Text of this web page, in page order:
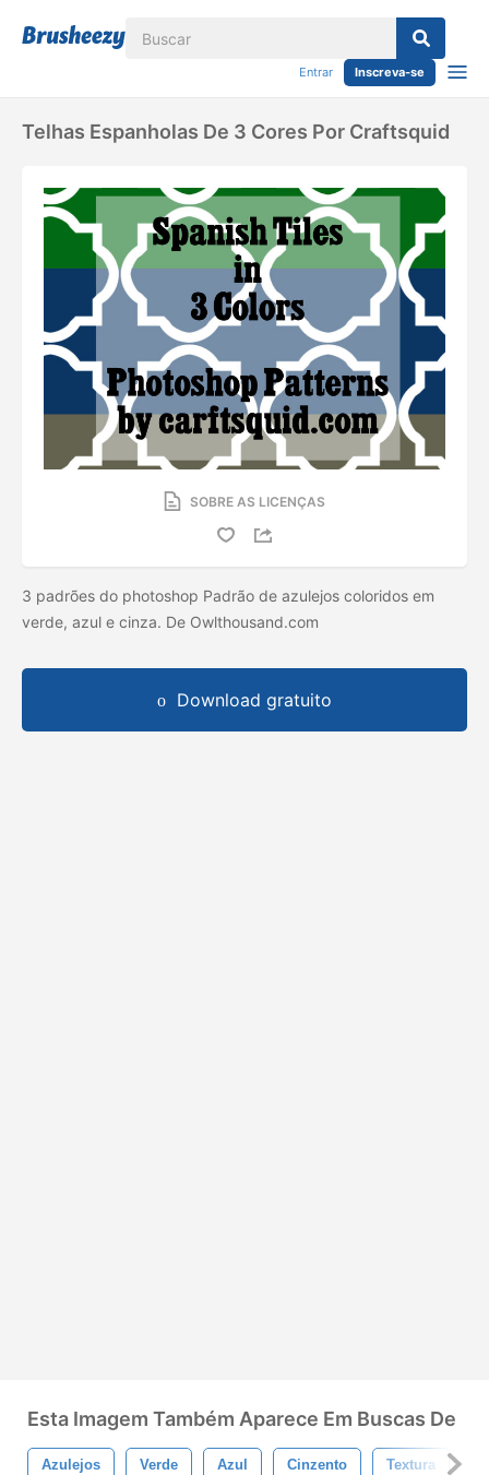
Entrar Inscreva-se
Telhas Espanholas De 3 Cores Por Craftsquid
SOBRE AS LICENÇAS
3 padrões do photoshop Padrão de azulejos coloridos em
verde, azul e cinza. De Owlthousand.com
Download gratuito
Esta Imagem Também Aparece Em Buscas De
Azulejos Verde Azul Cinzento Textura